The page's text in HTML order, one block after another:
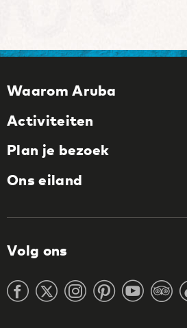
Waarom Aruba
Activiteiten
Plan je bezoek
Ons eiland
Volg ons